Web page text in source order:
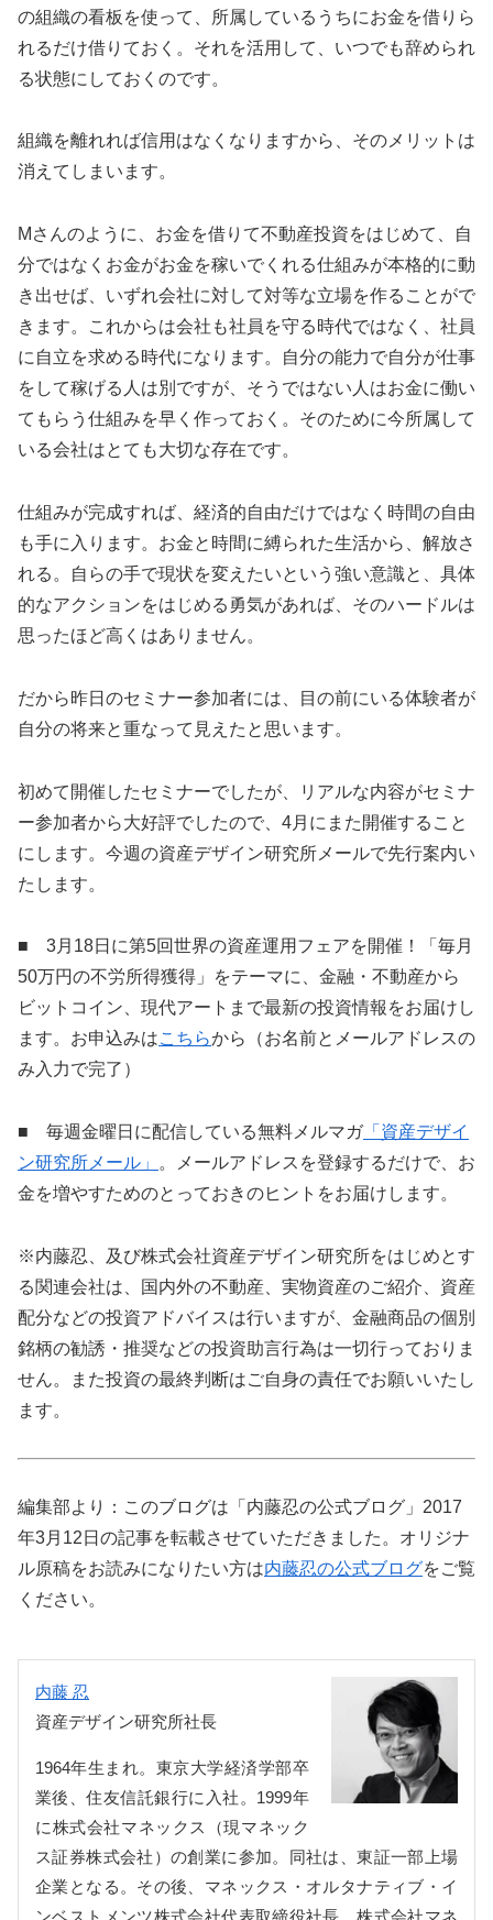
の組織の看板を使って、所属しているうちにお金を借りら
れるだけ借りておく。それを活用して、いつでも辞められ
る状態にしておくのです。
組織を離れれば信用はなくなりますから、そのメリットは
消えてしまいます。
Mさんのように、お金を借りて不動産投資をはじめて、自
分ではなくお金がお金を稼いでくれる仕組みが本格的に動
き出せば、いずれ会社に対して対等な立場を作ることがで
きます。これからは会社も社員を守る時代ではなく、社員
に自立を求める時代になります。自分の能力で自分が仕事
をして稼げる人は別ですが、そうではない人はお金に働い
てもらう仕組みを早く作っておく。そのために今所属して
いる会社はとても大切な存在です。
仕組みが完成すれば、経済的自由だけではなく時間の自由
も手に入ります。お金と時間に縛られた生活から、解放さ
れる。自らの手で現状を変えたいという強い意識と、具体
的なアクションをはじめる勇気があれば、そのハードルは
思ったほど高くはありません。
だから昨日のセミナー参加者には、目の前にいる体験者が
自分の将来と重なって見えたと思います。
初めて開催したセミナーでしたが、リアルな内容がセミナ
ー参加者から大好評でしたので、4月にまた開催すること
にします。今週の資産デザイン研究所メールで先行案内い
たします。
■ 3月18日に第5回世界の資産運用フェアを開催！「毎月
50万円の不労所得獲得」をテーマに、金融・不動産から
ビットコイン、現代アートまで最新の投資情報をお届けし
ます。お申込みはこちらから（お名前とメールアドレスの
み入力で完了）
■ 毎週金曜日に配信している無料メルマガ「資産デザイ
ン研究所メール」
。メールアドレスを登録するだけで、お
金を増やすためのとっておきのヒントをお届けします。
※内藤忍、及び株式会社資産デザイン研究所をはじめとす
る関連会社は、国内外の不動産、実物資産のご紹介、資産
配分などの投資アドバイスは行いますが、金融商品の個別
銘柄の勧誘・推奨などの投資助言行為は一切行っておりま
せん。また投資の最終判断はご自身の責任でお願いいたし
ます。
編集部より：このブログは「内藤忍の公式ブログ」2017
年3月12日の記事を転載させていただきました。オリジナ
ル原稿をお読みになりたい方は内藤忍の公式ブログをご覧
ください。
内藤 忍
資産デザイン研究所社長
1964年生まれ。東京大学経済学部卒
業後、住友信託銀行に入社。1999年
に株式会社マネックス（現マネック
ス証券株式会社）の創業に参加。同社は、東証一部上場
企業となる。その後、マネックス・オルタナティブ・イ
ンベストメンツ株式会社代表取締役社長、株式会社マネ